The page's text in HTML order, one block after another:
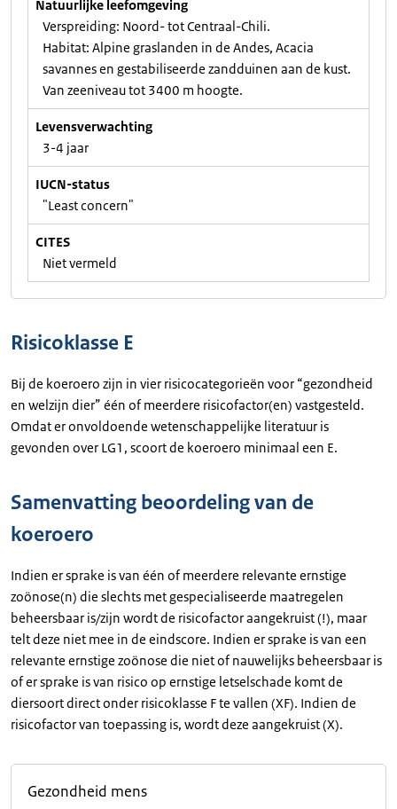
Natuurlijke leefomgeving
Verspreiding: Noord- tot Centraal-Chili.
Habitat: Alpine graslanden in de Andes, Acacia
savannes en gestabiliseerde zandduinen aan de kust.
Van zeeniveau tot 3400 m hoogte.
Levensverwachting
3-4 jaar
IUCN-status
"Least concern"
CITES
Niet vermeld
Risicoklasse E
Bij de koeroero zijn in vier risicocategorieën voor “gezondheid
en welzijn dier” één of meerdere risicofactor(en) vastgesteld.
Omdat er onvoldoende wetenschappelijke literatuur is
gevonden over LG1, scoort de koeroero minimaal een E.
Samenvatting beoordeling van de
koeroero
Indien er sprake is van één of meerdere relevante ernstige
zoönose(n) die slechts met gespecialiseerde maatregelen
beheersbaar is/zijn wordt de risicofactor aangekruist (!), maar
telt deze niet mee in de eindscore. Indien er sprake is van een
relevante ernstige zoönose die niet of nauwelijks beheersbaar is
of er sprake is van risico op ernstige letselschade komt de
diersoort direct onder risicoklasse F te vallen (XF). Indien de
risicofactor van toepassing is, wordt deze aangekruist (X).
Gezondheid mens